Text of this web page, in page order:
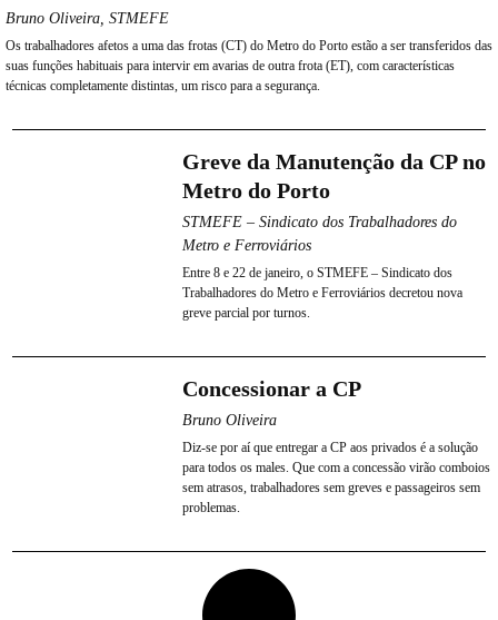
Bruno Oliveira, STMEFE
Os trabalhadores afetos a uma das frotas (CT) do Metro do Porto estão a ser transferidos das
suas funções habituais para intervir em avarias de outra frota (ET), com características
técnicas completamente distintas, um risco para a segurança.
Greve da Manutenção da CP no
Metro do Porto
STMEFE – Sindicato dos Trabalhadores do
Metro e Ferroviários
Entre 8 e 22 de janeiro, o STMEFE – Sindicato dos
Trabalhadores do Metro e Ferroviários decretou nova
greve parcial por turnos.
Concessionar a CP
Bruno Oliveira
Diz-se por aí que entregar a CP aos privados é a solução
para todos os males. Que com a concessão virão comboios
sem atrasos, trabalhadores sem greves e passageiros sem
problemas.